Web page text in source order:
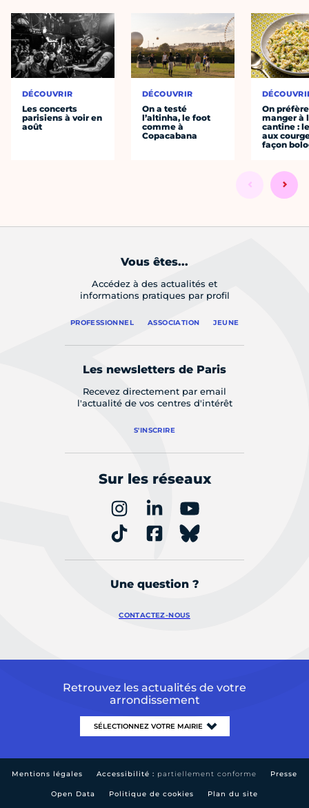
DÉCOUVRIR
Les concerts
parisiens à voir en
août
DÉCOUVRIR
On a testé
l’altinha, le foot
comme à
Copacabana
On préfère
manger à
cantine :
aux
façon
Vous êtes...
Accédez à des actualités et
informations pratiques par profil
PROFESSIONNEL ASSOCIATION JEUNE
Les newsletters de Paris
Recevez directement par email
l'actualité de vos centres d'intérêt
S'INSCRIRE
Sur les réseaux
Une question ?
CONTACTEZ-NOUS
Retrouvez les actualités de votre
arrondissement
Mentions légales Accessibilité : partiellement conforme Presse
Open Data Politique de cookies Plan du site